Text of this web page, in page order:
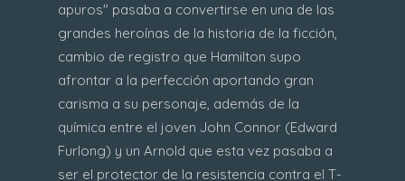
apuros" pasaba a convertirse en una de las
grandes heroínas de la historia de la ficción,
cambio de registro que Hamilton supo
afrontar a la perfección aportando gran
carisma a su personaje, además de la
química entre el joven John Connor (Edward
Furlong) y un Arnold que esta vez pasaba a
ser el protector de la resistencia contra el T-